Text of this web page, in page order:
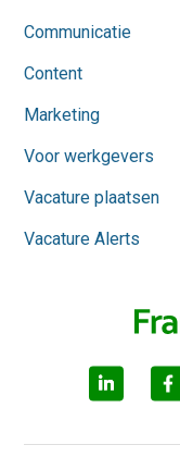
Communicatie
Content
Marketing
Voor werkgevers
Vacature plaatsen
Vacature Alerts